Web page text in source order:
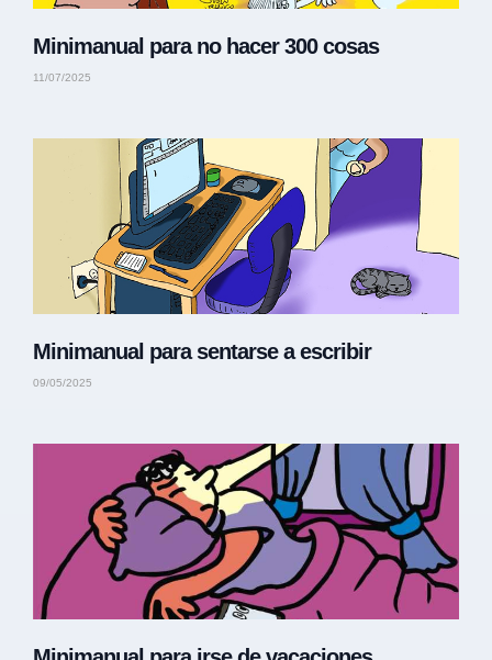
Minimanual para no hacer 300 cosas
11/07/2025
Minimanual para sentarse a escribir
09/05/2025